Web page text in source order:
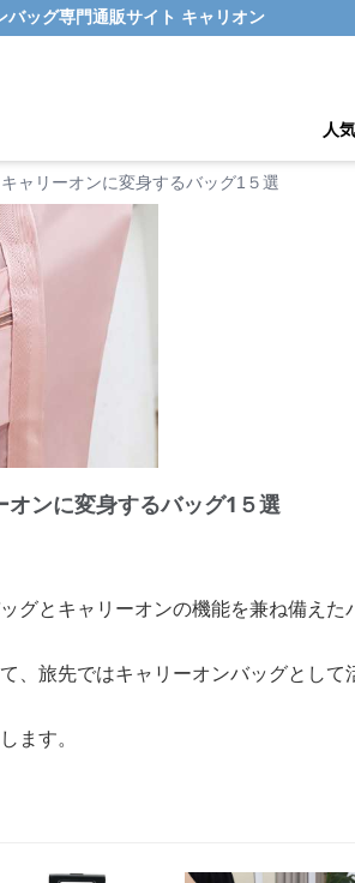
バッグ専門通販サイト キャリオン
人
ャリーオンに変身するバッグ1５選
ンに変身するバッグ1５選
グとキャリーオンの機能を兼ね備えた
、旅先ではキャリーオンバッグとし
ます。